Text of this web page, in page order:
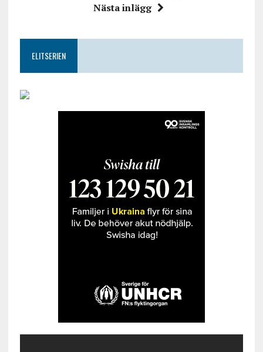
Nästa inlägg
ELITSERIEN